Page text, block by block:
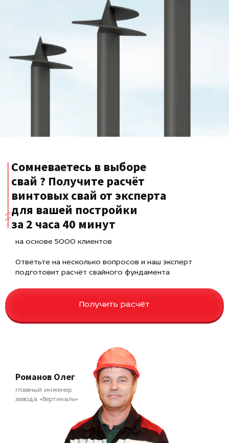
Сомневаетесь в выборе
свай ? Получите расчёт
винтовых свай от эксперта
для вашей постройки
за 2 часа 40 минут
на основе 5000 клиентов
Ответьте на несколько вопросов и наш эксперт
подготовит расчёт свайного фундамента
Получить расчёт
Романов Олег
главный инженер
завода «Вертикаль»